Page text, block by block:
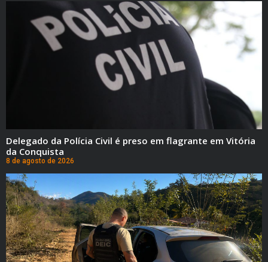
Delegado da Polícia Civil é preso em flagrante em Vitória
da Conquista
8 de agosto de 2026